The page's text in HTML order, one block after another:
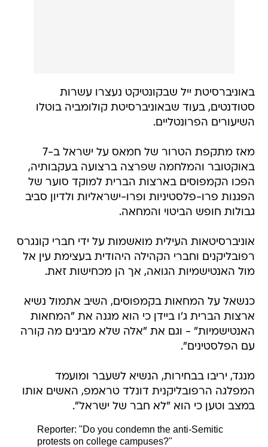
באוניברסיטת ייל שבקונטיקט נעצרו עשרות
סטודנטים, בעוד שבאוניברסיטת קולומביה בוטלו
השיעורים הפרונטליים.
מאז מתקפת הטרור של חמאס על ישראל ב-7
באוקטובר והמלחמה שפרצה ברצועה בעקבותיה,
הפכו הקמפוסים בארצות הברית למוקד סוער של
הפגנות פרו-פלסטיניות ופרו-ישראליות ולדיון סביב
גבולות חופש הביטוי והמחאה.
אוניברסיטאות העילית מואשמות על ידי חברי קונגרס
רפובליקנים וחברי הקהילה היהודית בעצימת עין אל
מול האנטישמיות הגואה, אך הן מכחישות זאת.
כנשאל על המחאות בקמפוסים, השיב אתמול נשיא
ארצות הברית ג'ו ביידן כי הוא מגנה את "המחאות
האנטישמיות" - וגם את "אלה שלא מבינים מה קורה
עם הפלסטינים".
מנגד, יריבו בבחירות, הנשיא לשעבר ומועמד
המפלגה הרפובליקנית דונלד טראמפ, האשים אותו
במצב וטען כי הוא "לא חבר של ישראל".
Reporter: "Do you condemn the anti-Semitic
protests on college campuses?"